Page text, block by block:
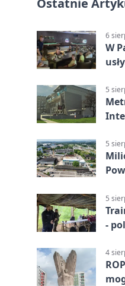
Ostatnie
6
W
5
5
5
-
4